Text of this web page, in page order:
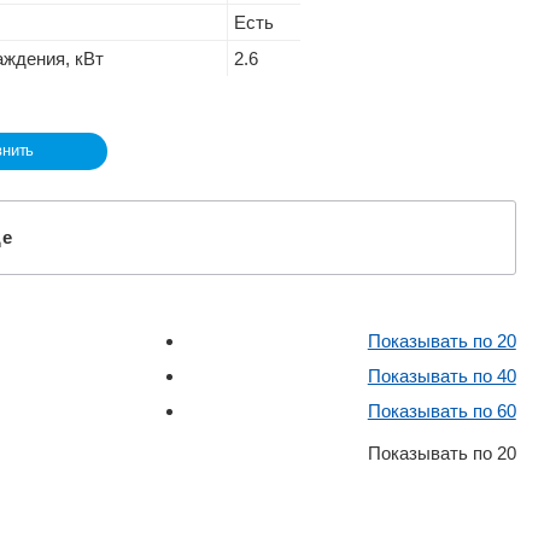
Есть
кВт
2.6
Показывать по 20
Показывать по 40
Показывать по 60
Показывать по 20